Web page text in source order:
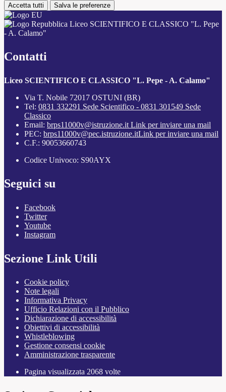
Accetta tutti Salva le preferenze
Liceo SCIENTIFICO E CLASSICO "L. Pepe
- A. Calamo"
Contatti
Liceo SCIENTIFICO E CLASSICO "L. Pepe - A. Calamo"
Via T. Nobile 72017 OSTUNI (BR)
Tel: 0831 332291 Sede Scientifico - 0831 301549 Sede
Classico
Email: brps11000v@istruzione.it Link per inviare una mail
PEC: brps11000v@pec.istruzione.itLink per inviare una mail
C.F.: 90053660743
Codice Univoco: S90AYX
Seguici su
Facebook
Twitter
Youtube
Instagram
Sezione Link Utili
Cookie policy
Note legali
Informativa Privacy
Ufficio Relazioni con il Pubblico
Dichiarazione di accessibilità
Obiettivi di accessibilità
Whistleblowing
Gestione consensi cookie
Amministrazione trasparente
Pagina visualizzata 2068 volte